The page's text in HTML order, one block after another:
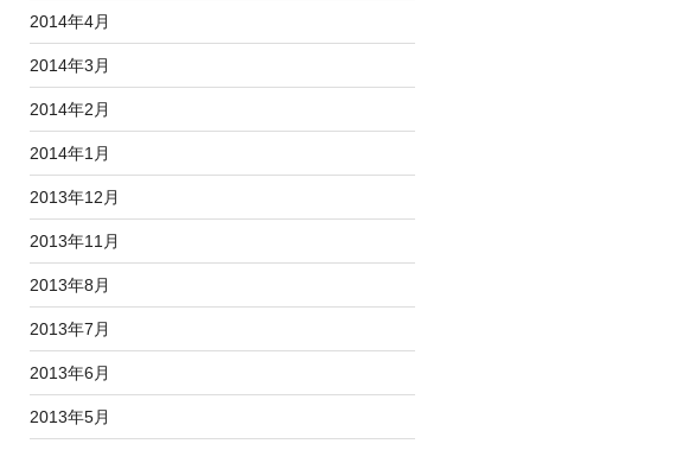
2014年4月
2014年3月
2014年2月
2014年1月
2013年12月
2013年11月
2013年8月
2013年7月
2013年6月
2013年5月